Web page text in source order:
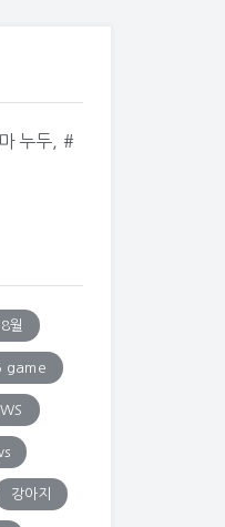
누두, #
월
game
강아지